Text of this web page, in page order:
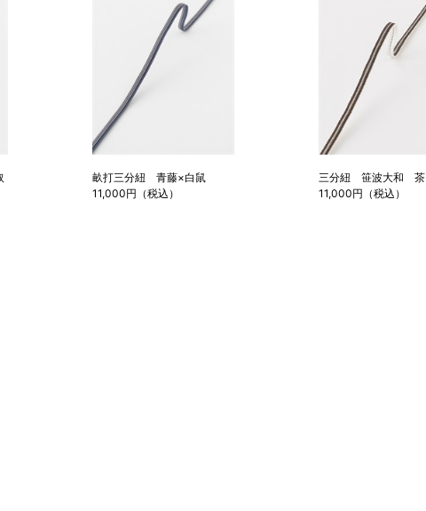
畝打三分紐 青藤×白鼠
11,000円（税込）
三分紐 笹波大和 茶
11,000円（税込）